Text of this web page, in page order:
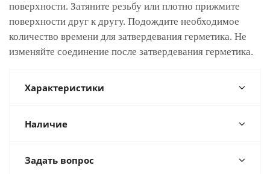
поверхности. Затяните резьбу или плотно прижмите
поверхности друг к другу. Подождите необходимое
количество времени для затвердевания герметика. Не
изменяйте соединение после затвердевания герметика.
Характеристики
Наличие
Задать вопрос